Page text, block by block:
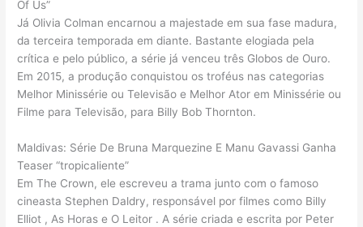
Of Us”
Já Olivia Colman encarnou a majestade em sua fase madura,
da terceira temporada em diante. Bastante elogiada pela
crítica e pelo público, a série já venceu três Globos de Ouro.
Em 2015, a produção conquistou os troféus nas categorias
Melhor Minissérie ou Televisão e Melhor Ator em Minissérie ou
Filme para Televisão, para Billy Bob Thornton.
Maldivas: Série De Bruna Marquezine E Manu Gavassi Ganha
Teaser “tropicaliente”
Em The Crown, ele escreveu a trama junto com o famoso
cineasta Stephen Daldry, responsável por filmes como Billy
Elliot , As Horas e O Leitor . A série criada e escrita por Peter